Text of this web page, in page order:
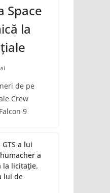
Space
la
de pe
Crew
9
a lui
a
la licitaţie.
lui de